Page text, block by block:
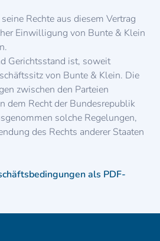
Rechte aus diesem Vertrag
Einwilligung von Bunte & Klein
Gerichtsstand ist, soweit
von Bunte & Klein. Die
zwischen den Parteien
dem Recht der Bundesrepublik
solche Regelungen,
des Rechts anderer Staaten
als PDF-